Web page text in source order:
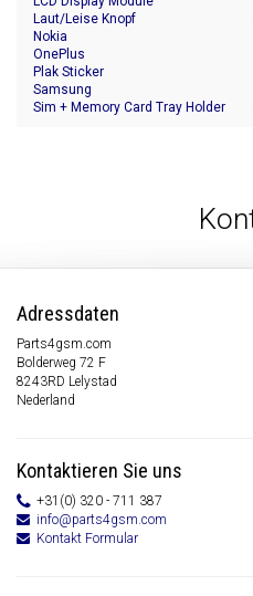
Laut/Leise Knopf
Nokia
OnePlus
Plak Sticker
Samsung
Sim + Memory Card Tray Holder
Adressdaten
Parts4gsm.com
Bolderweg 72 F
8243RD Lelystad
Nederland
Kontaktieren Sie uns
+31(0) 320 - 711 387
info@parts4gsm.com
Kontakt Formular